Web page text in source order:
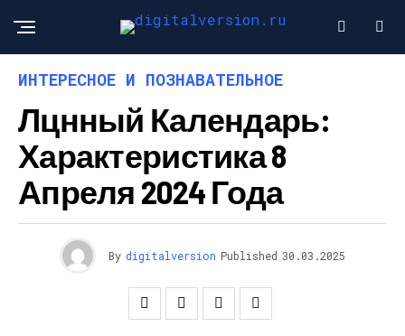
ИНТЕРЕСНОЕ И ПОЗНАВАТЕЛЬНОЕ
Лцнный Календарь:
Характеристика 8
Апреля 2024 Года
By digitalversion Published 30.03.2025